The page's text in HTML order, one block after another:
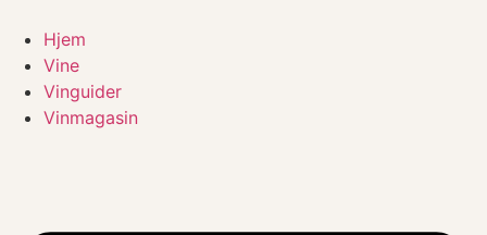
indhold
Hjem
Vine
Vinguider
Vinmagasin